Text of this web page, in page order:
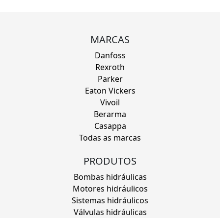
MARCAS
Danfoss
Rexroth
Parker
Eaton Vickers
Vivoil
Berarma
Casappa
Todas as marcas
PRODUTOS
Bombas hidráulicas
Motores hidráulicos
Sistemas hidráulicos
Válvulas hidráulicas